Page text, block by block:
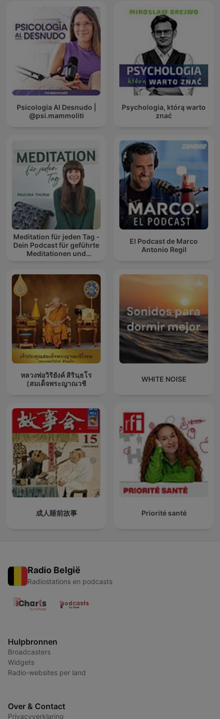
Psicologia Al Desnudo |
@psi.mammoliti
Psychologia, którą warto
znać
Meditation für jeden Tag -
Dein Podcast für geführte
Meditationen und
El Podcast de Marco
Antonio Regil
หลวงพ่อวิริยังค์ สิรินฺธโร
(สมเด็จพระญาณวชิ
WHITE NOISE
成人睡前故事 Priorité santé
Radio België
Radiostations en podcasts
Hulpbronnen
Broadcasters
Widgets
Radio-websites per land
Over & Contact
Privacyverklaring